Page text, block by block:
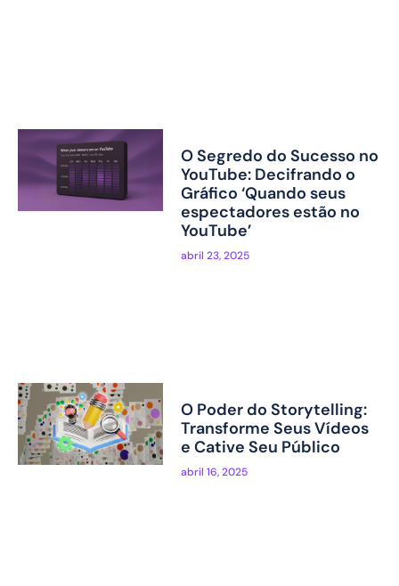
O Segredo do Sucesso no
YouTube: Decifrando o
Gráfico ‘Quando seus
espectadores estão no
YouTube’
abril 23, 2025
O Poder do Storytelling:
Transforme Seus Vídeos
e Cative Seu Público
abril 16, 2025